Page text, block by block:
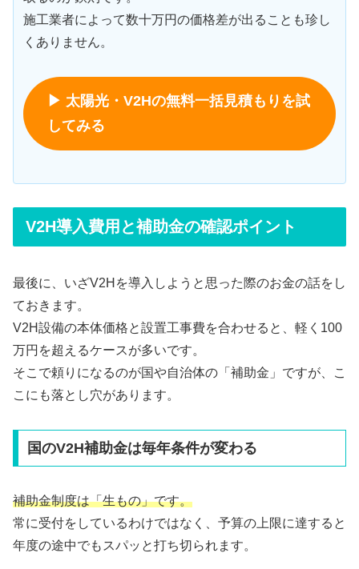
施工業者によって数十万円の価格差が出ることも珍し
くありません。
▶ 太陽光・V2Hの無料一括見積もりを試
してみる
V2H導入費用と補助金の確認ポイント
最後に、いざV2Hを導入しようと思った際のお金の話をし
ておきます。
V2H設備の本体価格と設置工事費を合わせると、軽く100
万円を超えるケースが多いです。
そこで頼りになるのが国や自治体の「補助金」ですが、こ
こにも落とし穴があります。
国のV2H補助金は毎年条件が変わる
補助金制度は「生もの」です。
常に受付をしているわけではなく、予算の上限に達すると
年度の途中でもスパッと打ち切られます。